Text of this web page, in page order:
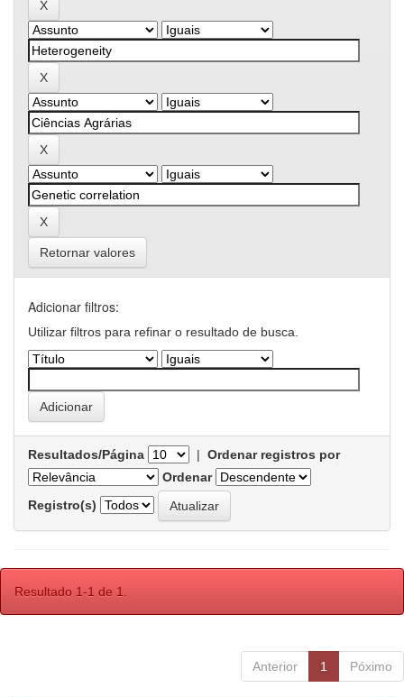
Retornar valores
Adicionar filtros:
Utilizar filtros para refinar o resultado de busca.
Resultados/Página | Ordenar registros por
Ordenar
Registro(s)
Resultado 1-1 de 1.
Anterior 1 Póximo